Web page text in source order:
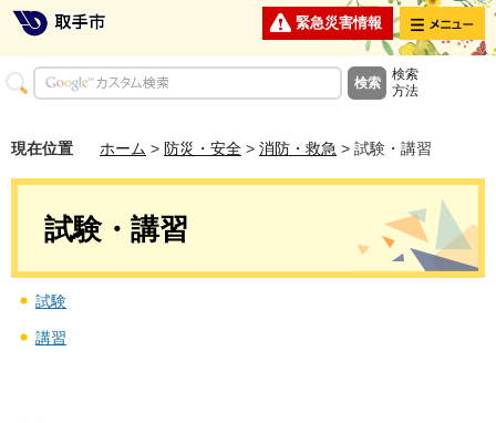
緊急災害情報 メニュー
検索
方法
現在位置 ホーム > 防災・安全 > 消防・救急 > 試験・講習
試験・講習
試験
講習